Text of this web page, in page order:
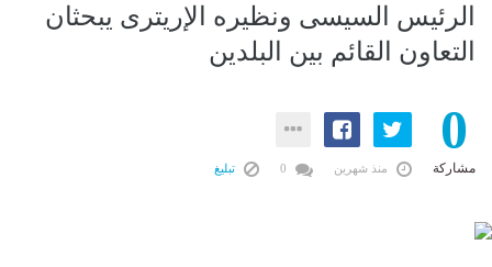
الرئيس السيسى ونظيره الإريترى يبحثان
التعاون القائم بين البلدين
0
مشاركة منذ شهرين تبليغ